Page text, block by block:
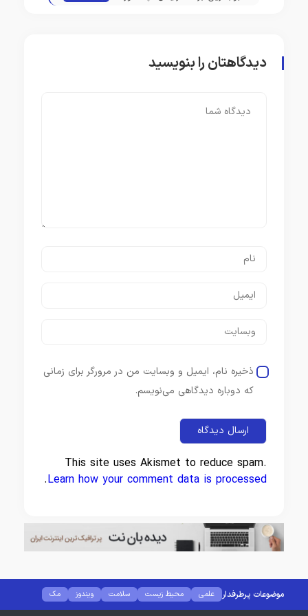
دیدگاهتان را بنویسید
ذخیره نام، ایمیل و وبسایت من در مرورگر برای زمانی
که دوباره دیدگاهی می‌نویسم.
This site uses Akismet to reduce spam.
Learn how your comment data is processed
.
موضوعات پرطرفدار علمی محیط زیست سلامت ویندوز
مک
لینوکس
کانفیگ مودم کامپیوتر هوش مصنوعی نرم افزار گجت